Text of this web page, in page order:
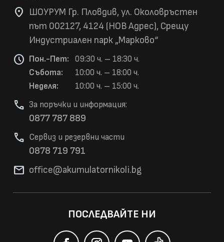
location_on
ШОУРУМ Гр. Пловдив, ул. Околовръстен
път 002127, 4124 (НОВ Адрес), Срещу
Индустриален парк „Марково“
schedule Пон.-Пет:
09:30 ч. – 18:30 ч.
Събота:
10:00 ч. – 18:00 ч.
Неделя:
10:00 ч. – 15:00 ч.
За поръчки и информация:
phone
0877 787 889
Сервиз и резервни части
phone
0878 719 791
mail office@akumulatornikoli.bg
ПОСЛЕДВАЙТЕ НИ